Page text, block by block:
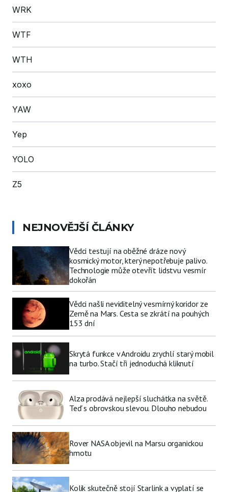
WRK
WTF
WTH
xoxo
YAW
Yep
YOLO
Z5
NEJNOVĚJŠÍ ČLÁNKY
Vědci testují na oběžné dráze nový
kosmický motor, který nepotřebuje palivo.
Technologie může otevřít lidstvu vesmír
dokořán
Vědci našli neviditelný vesmírný koridor ze
Země na Mars. Cesta se zkrátí na pouhých
153 dní
Skrytá funkce v Androidu zrychlí starý mobil
na turbo. Stačí tři jednoduchá kliknutí
Alza prodává nejlepší sluchátka na světě.
Teď s obrovskou slevou. Dlouho nebudou
Rover NASA objevil na Marsu organickou
hmotu
Kolik skutečně stojí Starlink a vyplatí se